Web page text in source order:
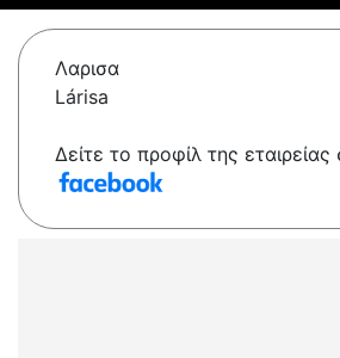
Λαρισα
Lárisa
Δείτε το προφίλ της εταιρείας